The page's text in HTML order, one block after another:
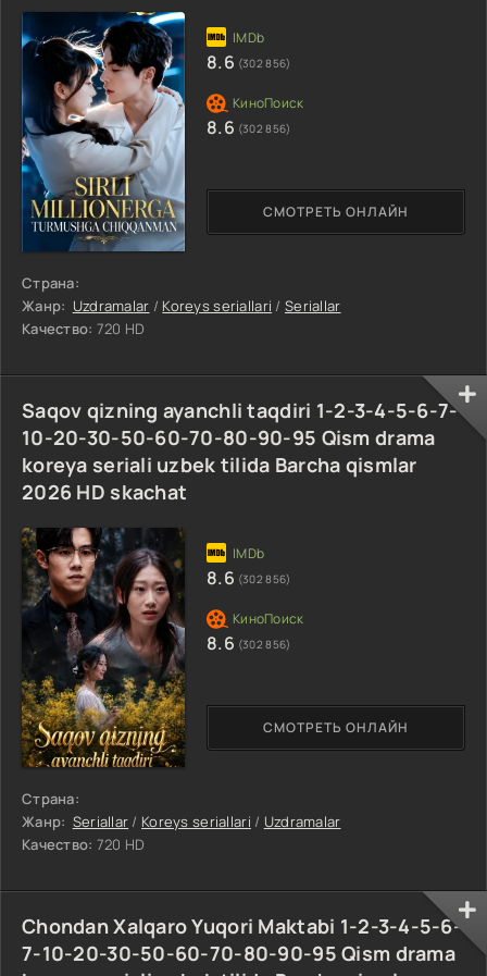
Страна:
Жанр: Uzdramalar / Koreys seriallari / Seriallar
Качество: 720 HD
СМОТРЕТЬ ОНЛАЙН
8.6 (302 856)
8.6 (302 856)
Saqov qizning ayanchli taqdiri 1-2-3-4-5-6-7-
10-20-30-50-60-70-80-90-95 Qism drama
koreya seriali uzbek tilida Barcha qismlar
2026 HD skachat
Страна:
Жанр: Seriallar / Koreys seriallari / Uzdramalar
Качество: 720 HD
СМОТРЕТЬ ОНЛАЙН
8.6 (302 856)
8.6 (302 856)
Chondan Xalqaro Yuqori Maktabi 1-2-3-4-5-6-
7-10-20-30-50-60-70-80-90-95 Qism drama